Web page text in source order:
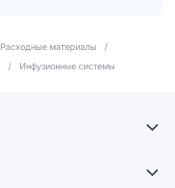
Расходные материалы
/
/ Инфузионные системы